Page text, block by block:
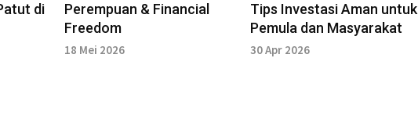
di
Perempuan & Financial
Freedom
18 Mei 2026
Tips Investasi Aman untuk
Pemula dan Masyarakat
30 Apr 2026